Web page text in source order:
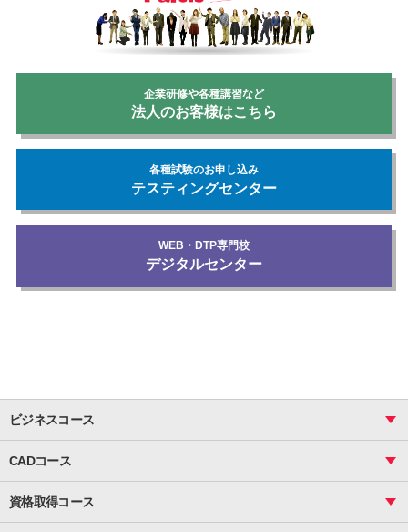
企業研修や各種講習など
法人のお客様はこちら
各種試験のお申し込み
テスティングセンター
WEB・DTP専門校
デジタルセンター
ビジネスコース
関数
ピボットテーブル
CADコース
図面作成（基礎）
図面作成（応用）
資格取得コース